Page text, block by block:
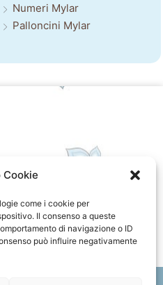
Cookie
come i cookie per
Il consenso a queste
di navigazione o ID
può influire negativamente
Numeri Mylar
Palloncini Mylar